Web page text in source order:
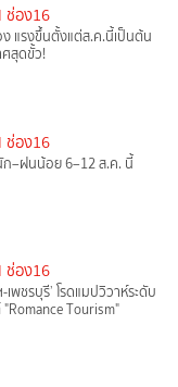
ช่อง16
ง แรงขึ้นตั้งแต่ส.ค.นี้เป็นต้น
ศสุดขั้ว!
ช่อง16
–ฝนน้อย 6–12 ส.ค. นี้
ช่อง16
พชรบุรี’ โรดแมปวิวาห์ระดับ
Tourism"